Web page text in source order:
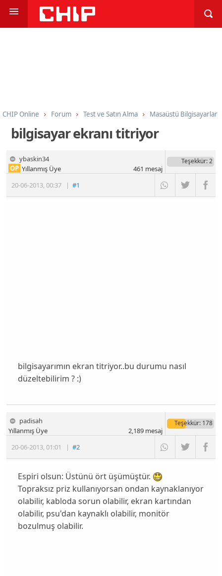
CHIP Online Forum Test ve Satın Alma Masaüstü Bilgisayarlar
bilgisayar ekranı titriyor
ybaskin34
20-06-2013,00:37 |#1
OP Yıllanmış Üye
Teşekkür: 2
461 mesaj
bilgisayarımın ekran titriyor..bu durumu nasıl
düzeltebilirim ? :)
padisah
20-06-2013,01:01 |#2
Yıllanmış Üye
Teşekkür: 178
2,189mesaj
Espiri olsun: Üstünü ört üşümüştür.
Topraksız priz kullanıyorsan ondan kaynaklanıyor
olabilir, kabloda sorun olabilir, ekran kartından
olabilir, psu'dan kaynaklı olabilir, monitör
bozulmuş olabilir.